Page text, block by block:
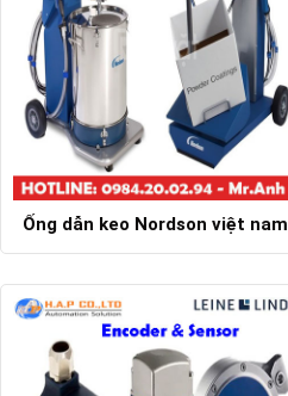
Ống dẫn keo Nordson việt nam